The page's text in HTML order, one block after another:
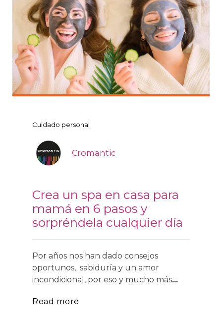
Cuidado personal
Cromantic
Crea un spa en casa para
mamá en 6 pasos y
sorpréndela cualquier día
Por años nos han dado consejos
oportunos, sabiduría y un amor
incondicional, por eso y mucho más...
Read more